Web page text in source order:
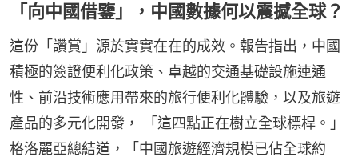
「向中國借鑒」，中國數據何以震撼全球？
這份「讚賞」源於實實在在的成效。報告指出，中國
積極的簽證便利化政策、卓越的交通基礎設施連通
性、前沿技術應用帶來的旅行便利化體驗，以及旅遊
產品的多元化開發， 「這四點正在樹立全球標桿。」
格洛麗亞總結道，「中國旅遊經濟規模已佔全球約